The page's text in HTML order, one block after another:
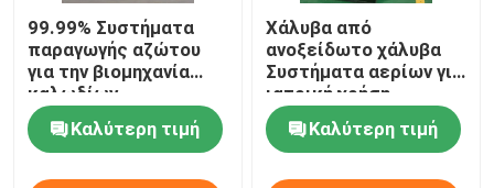
99.99% Συστήματα
παραγωγής αζώτου
για την βιομηχανία
καλωδίων
Καλύτερη τιμή
Χάλυβα από
ανοξείδωτο χάλυβα
Συστήματα αερίων για
ιατρική χρήση
Καλύτερη τιμή